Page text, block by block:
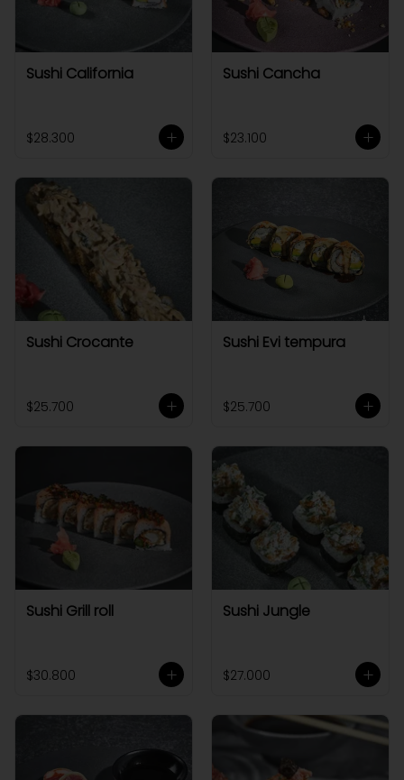
Sushi California
$28.300
Sushi Cancha
$23.100
Sushi Crocante
$25.700
Sushi Evi tempura
$25.700
Sushi Grill roll
$30.800
Sushi Jungle
$27.000